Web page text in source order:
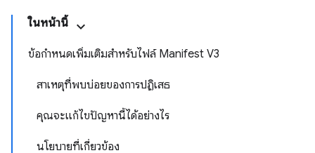
ในหน้านี้
ข้อกำหนดเพิ่มเติมสำหรับไฟล์ Manifest V3
สาเหตุที่พบบ่อยของการปฏิเสธ
คุณจะแก้ไขปัญหานี้ได้อย่างไร
นโยบายที่เกี่ยวข้อง